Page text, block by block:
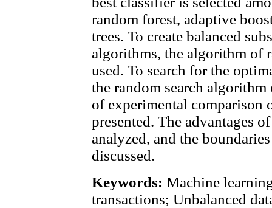
random forest, adaptive
trees. To create balanced
algorithms, the algorithm of
used. To search for the
the random search
of experimental comparison
presented. The advantages
analyzed, and the
discussed.
Keywords: Machine
transactions; Unbalanced